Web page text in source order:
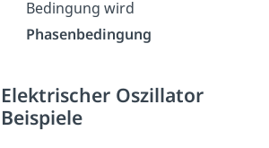
Bedingung wird
Phasenbedingung
Elektrischer Oszillator
Beispiele